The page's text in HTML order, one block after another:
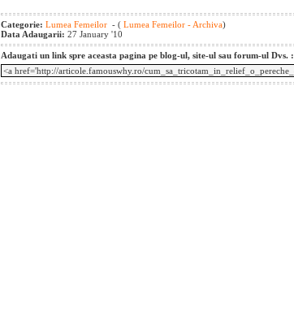
Categorie: Lumea Femeilor - ( Lumea Femeilor - Archiva)
Data Adaugarii: 27 January '10
Adaugati un link spre aceasta pagina pe blog-ul, site-ul sau forum-ul Dvs. :